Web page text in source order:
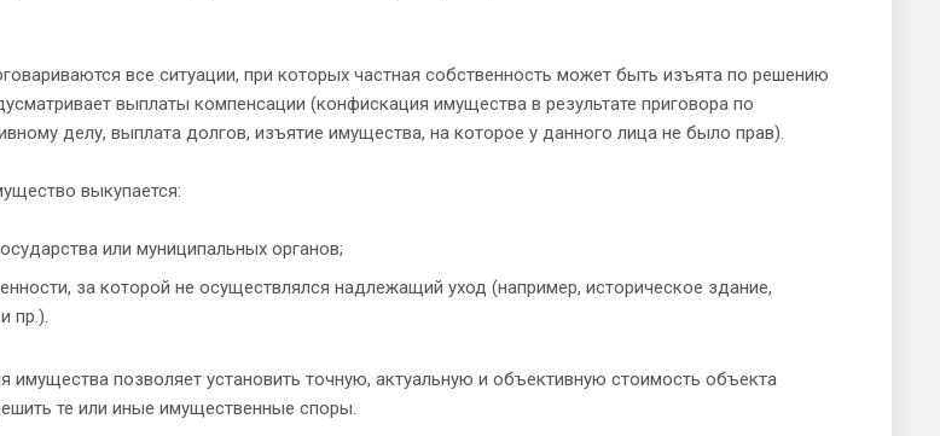
все ситуации, при которых частная собственность может быть изъята по решению
выплаты компенсации (конфискация имущества в результате приговора по
делу, выплата долгов, изъятие имущества, на которое у данного лица не было прав).
выкупается:
или муниципальных органов;
за которой не осуществлялся надлежащий уход (например, историческое здание,
пр.).
имущества позволяет установить точную, актуальную и объективную стоимость объекта
те или иные имущественные споры.